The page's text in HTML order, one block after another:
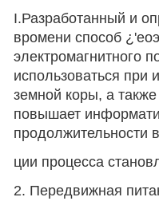
I.Разработанный и
вромени способ
электромагнитного
использоваться при
земной коры, а
повышает
продолжительности
ции процесса
2. Передвижная